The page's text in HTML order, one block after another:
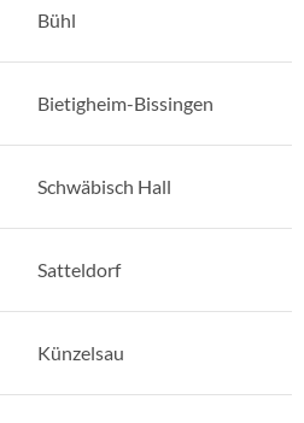
Bühl
Bietigheim-Bissingen
Schwäbisch Hall
Satteldorf
Künzelsau